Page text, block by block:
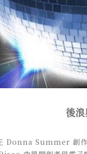
後
Summer 創作